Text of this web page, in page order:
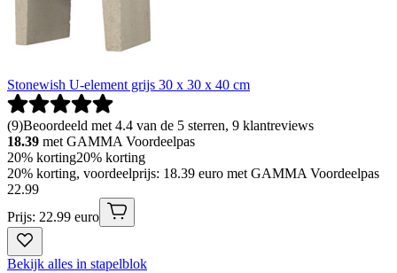
Stonewish U-element grijs 30 x 30 x 40 cm
(9)Beoordeeld met 4.4 van de 5 sterren, 9 klantreviews
18.39 met GAMMA Voordeelpas
20% korting20% korting
20% korting, voordeelprijs: 18.39 euro met GAMMA Voordeelpas
22.99
Prijs: 22.99 euro
Bekijk alles in stapelblok